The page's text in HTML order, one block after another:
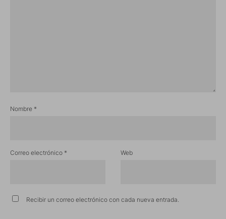
Nombre *
Correo electrónico * Web
Recibir un correo electrónico con cada nueva entrada.